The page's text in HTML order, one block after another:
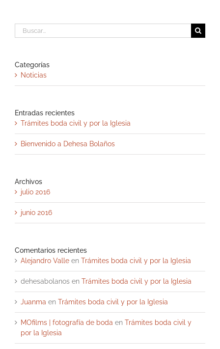
Buscar:
Categorías
Noticias
Entradas recientes
Trámites boda civil y por la Iglesia
Bienvenido a Dehesa Bolaños
Archivos
julio 2016
junio 2016
Comentarios recientes
Alejandro Valle en Trámites boda civil y por la Iglesia
dehesabolanos en Trámites boda civil y por la Iglesia
Juanma en Trámites boda civil y por la Iglesia
MOfilms | fotografía de boda en Trámites boda civil y
por la Iglesia